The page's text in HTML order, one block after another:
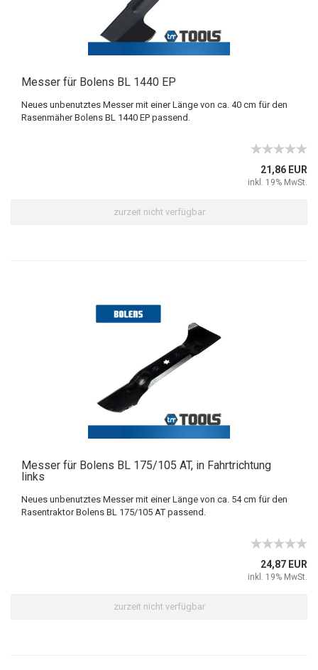
Messer für Bolens BL 1440 EP
Neues unbenutztes Messer mit einer Länge von ca. 40 cm für den
Rasenmäher Bolens BL 1440 EP passend.
21,86 EUR
inkl. 19% MwSt.
zurzeit nicht verfügbar
Messer für Bolens BL 175/105 AT, in Fahrtrichtung
links
Neues unbenutztes Messer mit einer Länge von ca. 54 cm für den
Rasentraktor Bolens BL 175/105 AT passend.
24,87 EUR
inkl. 19% MwSt.
zurzeit nicht verfügbar